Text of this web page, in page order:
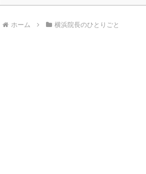
ホーム 横浜院長のひとりごと